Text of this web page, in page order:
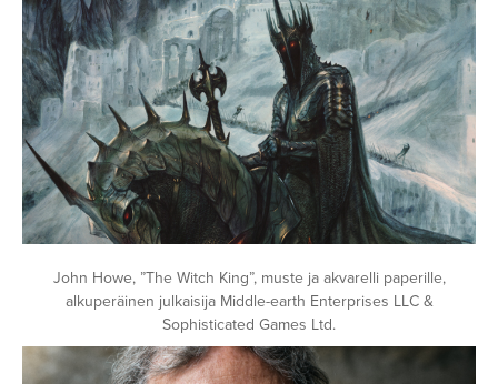
John Howe, ”The Witch King”, muste ja akvarelli paperille,
alkuperäinen julkaisija Middle-earth Enterprises LLC &
Sophisticated Games Ltd.
Avaa